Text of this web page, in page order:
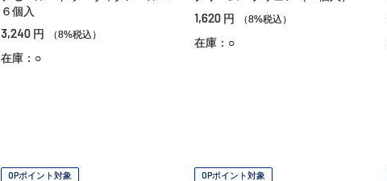
６個入
3,240 円 （8%税込）
在庫：○
1,620 円 （8%税込）
在庫：○
OPポイント対象 OPポイント対象